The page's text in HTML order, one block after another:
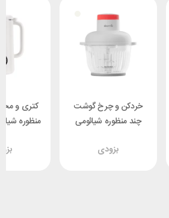
خردکن و چرخ گوشت
چند منظوره شیائومی
بزودی
کتری و